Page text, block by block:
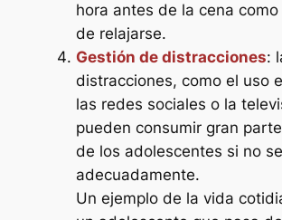
hora antes de la cena
de relajarse.
Gestión de distracciones:
distracciones, como el uso
las redes sociales o la
pueden consumir gran
de los adolescentes si no
adecuadamente.
Un ejemplo de la vida